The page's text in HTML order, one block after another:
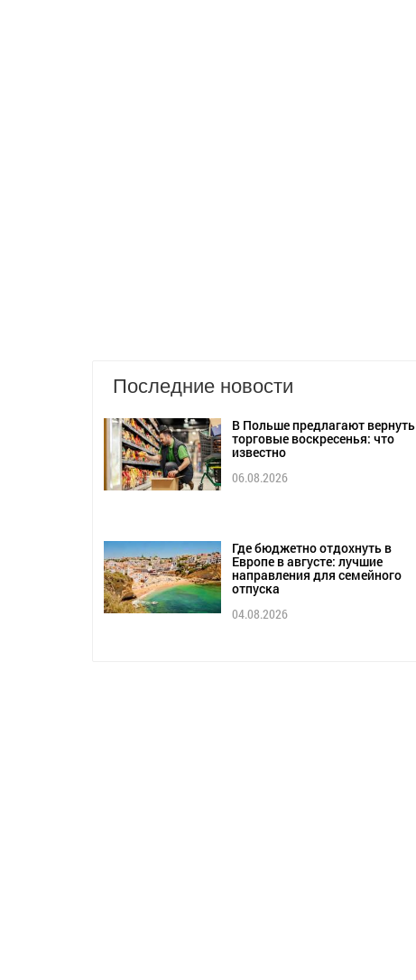
Последние новости
В Польше предлагают вернуть
торговые воскресенья: что
известно
06.08.2026
Где бюджетно отдохнуть в
Европе в августе: лучшие
направления для семейного
отпуска
04.08.2026